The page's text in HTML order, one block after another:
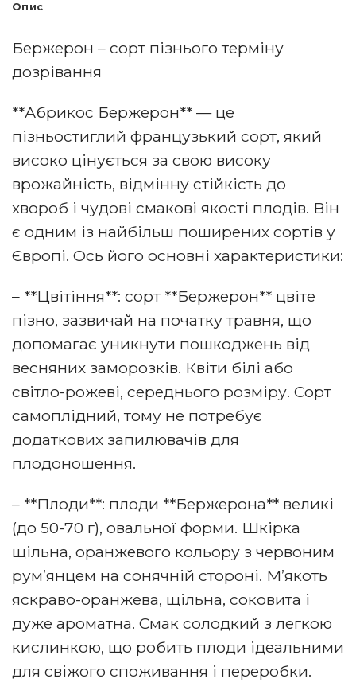
Опис
Бержерон – сорт пізнього терміну
дозрівання
**Абрикос Бержерон** — це
пізньостиглий французький сорт, який
високо цінується за свою високу
врожайність, відмінну стійкість до
хвороб і чудові смакові якості плодів. Він
є одним із найбільш поширених сортів у
Європі. Ось його основні характеристики:
– **Цвітіння**: сорт **Бержерон** цвіте
пізно, зазвичай на початку травня, що
допомагає уникнути пошкоджень від
весняних заморозків. Квіти білі або
світло-рожеві, середнього розміру. Сорт
самоплідний, тому не потребує
додаткових запилювачів для
плодоношення.
– **Плоди**: плоди **Бержерона** великі
(до 50-70 г), овальної форми. Шкірка
щільна, оранжевого кольору з червоним
рум’янцем на сонячній стороні. М’якоть
яскраво-оранжева, щільна, соковита і
дуже ароматна. Смак солодкий з легкою
кислинкою, що робить плоди ідеальними
для свіжого споживання і переробки.